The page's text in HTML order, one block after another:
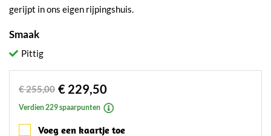
gerijpt in ons eigen rijpingshuis.
Smaak
Pittig
€ 255,00 € 229,50
Verdien 229 spaarpunten
Voeg een kaartje toe